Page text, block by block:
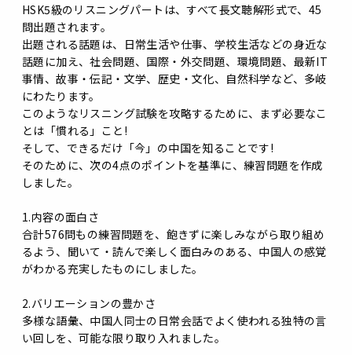
HSK5級のリスニングパートは、すべて長文聴解形式で、45
問出題されます。
出題される話題は、日常生活や仕事、学校生活などの身近な
話題に加え、社会問題、国際・外交問題、環境問題、最新IT
事情、故事・伝記・文学、歴史・文化、自然科学など、多岐
にわたります。
このようなリスニング試験を攻略するために、まず必要なこ
とは「慣れる」こと!
そして、できるだけ「今」の中国を知ることです!
そのために、次の4点のポイントを基準に、練習問題を作成
しました。
1.内容の面白さ
合計576問もの練習問題を、飽きずに楽しみながら取り組め
るよう、聞いて・読んで楽しく面白みのある、中国人の感覚
がわかる充実したものにしました。
2.バリエーションの豊かさ
多様な語彙、中国人同士の日常会話でよく使われる独特の言
い回しを、可能な限り取り入れました。